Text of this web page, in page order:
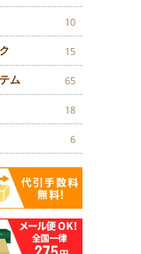
10
15
ム 65
18
6